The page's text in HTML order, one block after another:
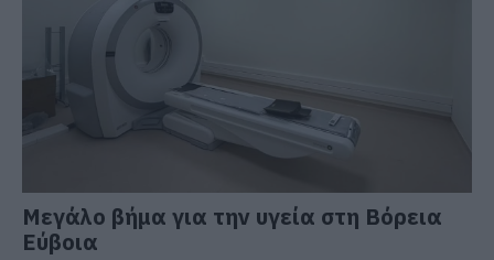
Μεγάλο βήμα για την υγεία στη Βόρεια
Εύβοια